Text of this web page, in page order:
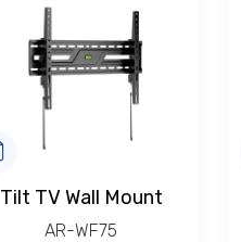
Tilt TV Wall Mount
AR-WF75